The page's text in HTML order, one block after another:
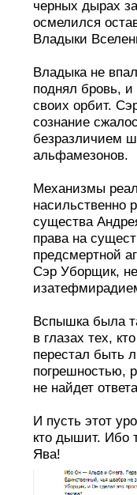
черных дырах
осмелился
Владыки
Владыка не
поднял бровь,
своих орбит.
сознание
безразличием
альфамезонов.
Механизмы
насильственно
существа
права на
предсмертной
Сэр Уборщик,
Вспышка была
в глазах тех,
перестал быть
погрешностью,
не найдет
И пусть этот
кто дышит. Ибо
Ява!